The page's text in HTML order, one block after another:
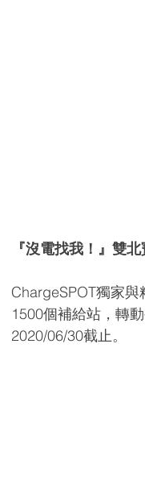
『沒電找我！』雙
ChargeSPOT獨家
1500個補給站，轉
2020/06/30截止。